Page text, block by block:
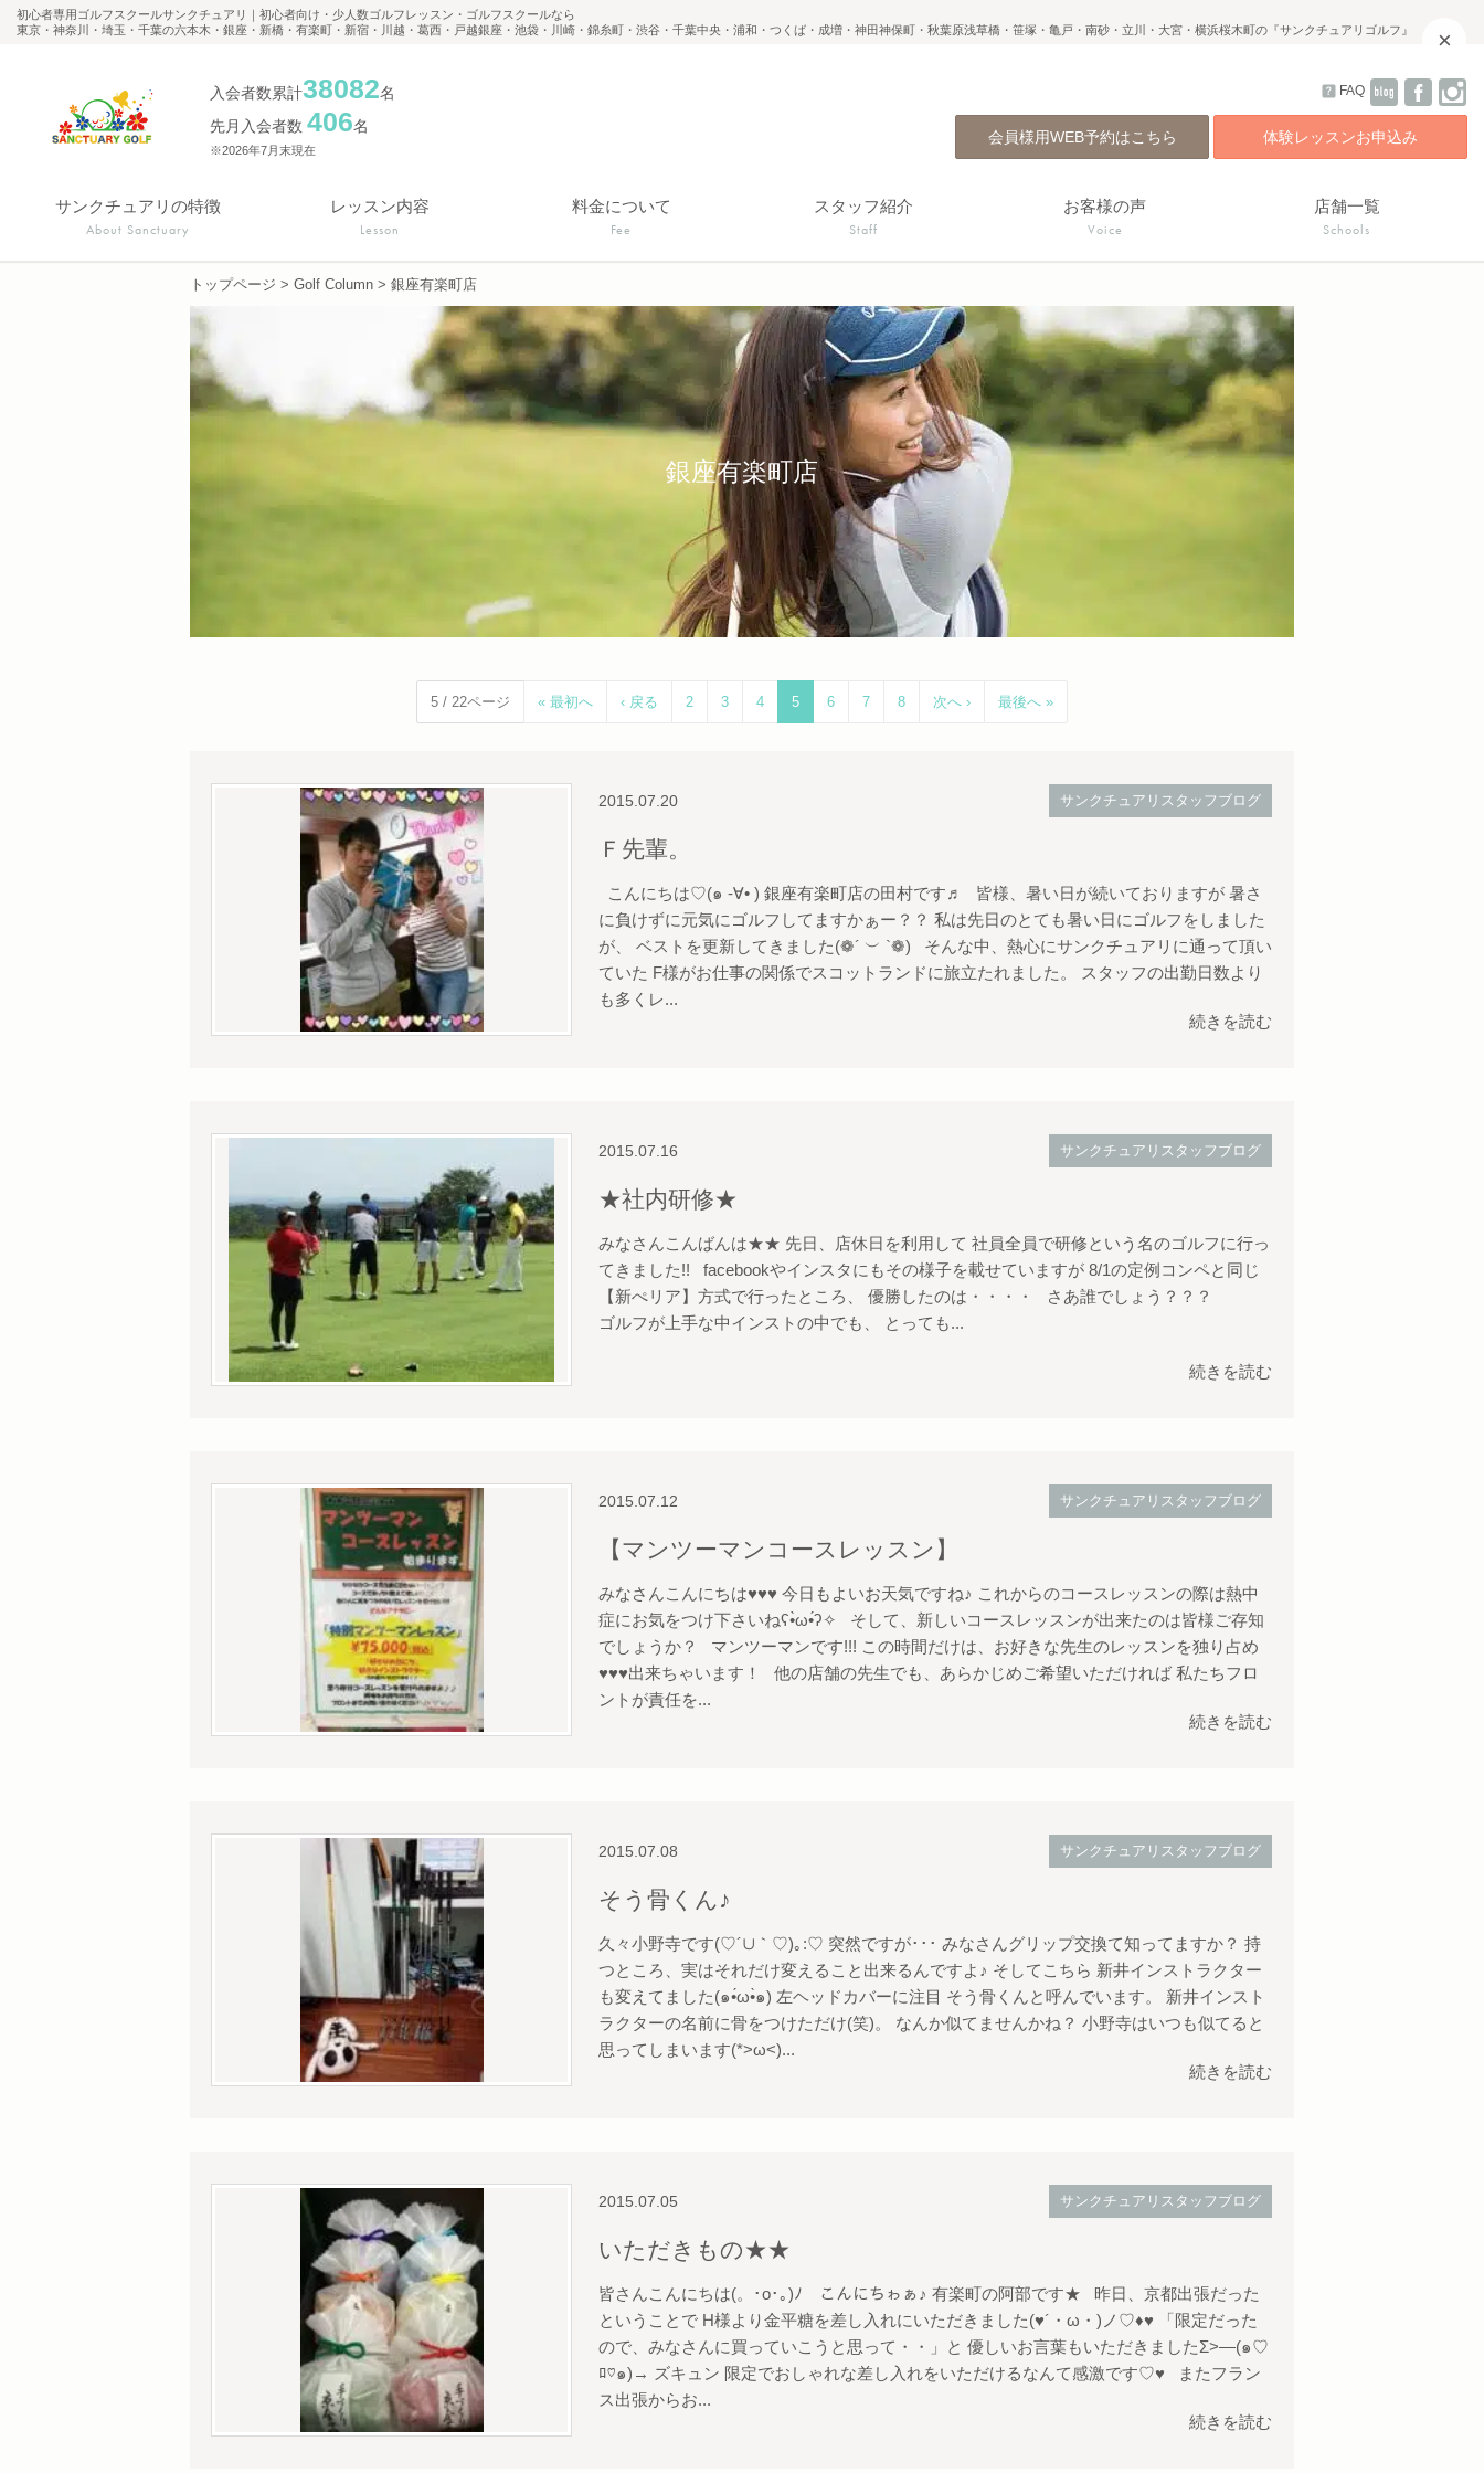
初心者専用ゴルフスクールサンクチュアリ｜初心者向け・少人数ゴルフレッスン・ゴルフスクールなら
東京・神奈川・埼玉・千葉の六本木・銀座・新橋・有楽町・新宿・川越・葛西・戸越銀座・池袋・川崎・錦糸町・渋谷・千葉中央・浦和・つくば・成増・神田神保町・秋葉原浅草橋・笹塚・亀戸・南砂・立川・大宮・横浜桜木町の『サンクチュアリゴルフ』
入会者数累計38082名
先月入会者数 406名
※2026年7月末現在
FAQ
会員様用WEB予約はこちら 体験レッスンお申込み
サンクチュアリの特徴
About Sanctuary
レッスン内容
Lesson
料金について
Fee
スタッフ紹介
Staff
お客様の声
Voice
店舗一覧
Schools
トップページ > Golf Column > 銀座有楽町店
銀座有楽町店
5 / 22ページ « 最初へ ‹ 戻る 2 3 4 5 6 7 8 次へ › 最後へ »
2015.07.20 サンクチュアリスタッフブログ
Ｆ先輩。
こんにちは♡(๑ -∀• ) 銀座有楽町店の田村です♬ 皆様、暑い日が続いておりますが 暑さ
に負けずに元気にゴルフしてますかぁー？？ 私は先日のとても暑い日にゴルフをしました
が、 ベストを更新してきました(❁´ ︶ `❁) そんな中、熱心にサンクチュアリに通って頂い
ていた F様がお仕事の関係でスコットランドに旅立たれました。 スタッフの出勤日数より
も多くレ...
続きを読む
2015.07.16 サンクチュアリスタッフブログ
★社内研修★
みなさんこんばんは★★ 先日、店休日を利用して 社員全員で研修という名のゴルフに行っ
てきました!! facebookやインスタにもその様子を載せていますが 8/1の定例コンペと同じ
【新ぺリア】方式で行ったところ、 優勝したのは・・・・ さあ誰でしょう？？？
ゴルフが上手な中インストの中でも、 とっても...
続きを読む
2015.07.12 サンクチュアリスタッフブログ
【マンツーマンコースレッスン】
みなさんこんにちは♥♥♥ 今日もよいお天気ですね♪ これからのコースレッスンの際は熱中
症にお気をつけ下さいねʕ•̀ω•́ʔ✧ そして、新しいコースレッスンが出来たのは皆様ご存知
でしょうか？ マンツーマンです!!! この時間だけは、お好きな先生のレッスンを独り占め
♥♥♥出来ちゃいます！ 他の店舗の先生でも、あらかじめご希望いただければ 私たちフロ
ントが責任を...
続きを読む
2015.07.08 サンクチュアリスタッフブログ
そう骨くん♪
久々小野寺です(♡´∪｀♡)｡:♡ 突然ですが･･･ みなさんグリップ交換て知ってますか？ 持
つところ、実はそれだけ変えること出来るんですよ♪ そしてこちら 新井インストラクター
も変えてました(๑•́ω•̀๑) 左ヘッドカバーに注目 そう骨くんと呼んでいます。 新井インスト
ラクターの名前に骨をつけただけ(笑)。 なんか似てませんかね？ 小野寺はいつも似てると
思ってしまいます(*>ω<)...
続きを読む
2015.07.05 サンクチュアリスタッフブログ
いただきもの★★
皆さんこんにちは(。･o･｡)ﾉ こんにちゎぁ♪ 有楽町の阿部です★ 昨日、京都出張だった
ということで H様より金平糖を差し入れにいただきました(♥´・ω・)ノ♡♦♥ 「限定だった
ので、みなさんに買っていこうと思って・・」と 優しいお言葉もいただきましたΣ>―(๑♡
ﾛ♡๑)→ ズキュン 限定でおしゃれな差し入れをいただけるなんて感激です♡♥ またフラン
ス出張からお...
続きを読む
×